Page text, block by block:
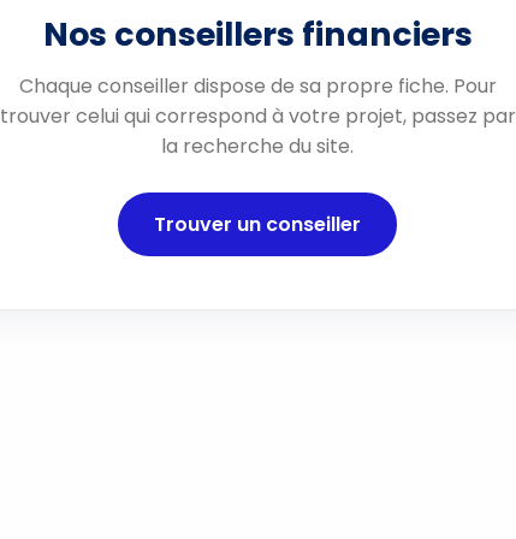
Nos conseillers financiers
Chaque conseiller dispose de sa propre fiche. Pour
trouver celui qui correspond à votre projet, passez par
la recherche du site.
Trouver un conseiller